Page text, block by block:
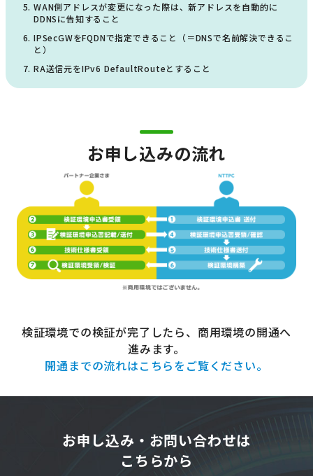
WAN側アドレスが変更になった際は、新アドレスを自動的に
DDNSに告知すること
IPSecGWをFQDNで指定できること（＝DNSで名前解決できるこ
と）
RA送信元をIPv6 DefaultRouteとすること
お申し込みの流れ
検証環境での検証が完了したら、商用環境の開通へ
進みます。
開通までの流れはこちらをご覧ください。
お申し込み・お問い合わせは
こちらから